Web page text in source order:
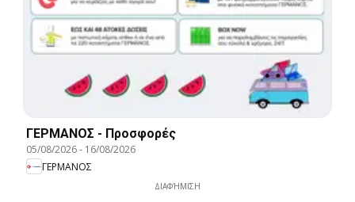
ΓΕΡΜΑΝΟΣ - Προσφορές
05/08/2026- 16/08/2026
ΓΕΡΜΑΝΟΣ
ΔΙΑΦΉΜΙΣΗ